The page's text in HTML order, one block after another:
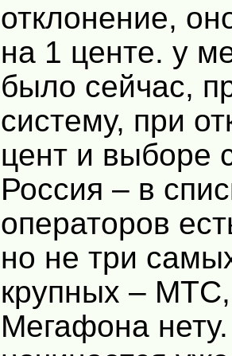
отклонение,
на 1 центе. у
было сейчас,
систему, при
цент и выборе
Россия – в
операторов
но не три
крупных –
Мегафона